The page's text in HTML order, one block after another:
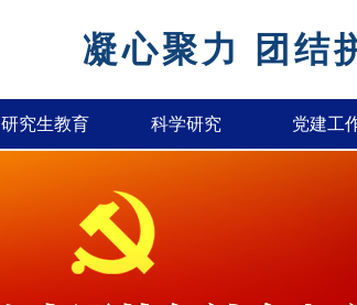
凝心聚力 团结
研究生教育 科学研究 党建工